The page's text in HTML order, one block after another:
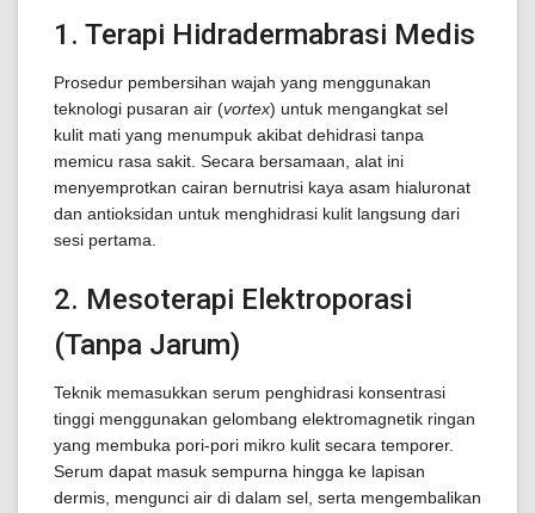
1. Terapi Hidradermabrasi Medis
Prosedur pembersihan wajah yang menggunakan
teknologi pusaran air (vortex) untuk mengangkat sel
kulit mati yang menumpuk akibat dehidrasi tanpa
memicu rasa sakit. Secara bersamaan, alat ini
menyemprotkan cairan bernutrisi kaya asam hialuronat
dan antioksidan untuk menghidrasi kulit langsung dari
sesi pertama.
2. Mesoterapi Elektroporasi
(Tanpa Jarum)
Teknik memasukkan serum penghidrasi konsentrasi
tinggi menggunakan gelombang elektromagnetik ringan
yang membuka pori-pori mikro kulit secara temporer.
Serum dapat masuk sempurna hingga ke lapisan
dermis, mengunci air di dalam sel, serta mengembalikan